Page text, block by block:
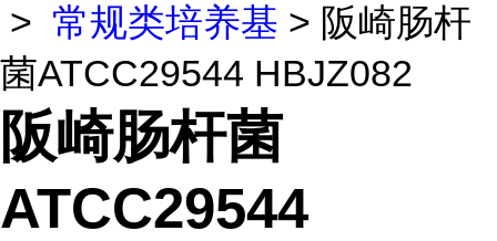
> 常规类培养基 > 阪崎肠杆
菌ATCC29544 HBJZ082
阪崎肠杆菌
ATCC29544